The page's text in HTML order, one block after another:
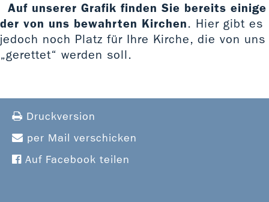
Auf unserer Grafik finden Sie bereits einige
der von uns bewahrten Kirchen. Hier gibt es
jedoch noch Platz für Ihre Kirche, die von uns
„gerettet“ werden soll.
Druckversion
per Mail verschicken
Auf Facebook teilen